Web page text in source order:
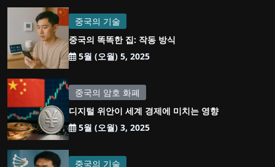
중국의 기술
중국의 똑똑한 집: 작동 방식
5월 (오월) 5, 2025
중국의 암호 화폐
디지털 위안이 세계 경제에 미치는 영향
5월 (오월) 3, 2025
중국의 기술